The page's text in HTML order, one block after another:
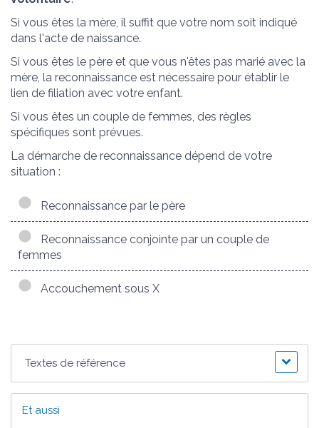
Si vous êtes la mère, il suffit que votre nom soit indiqué
dans l'acte de naissance.
Si vous êtes le père et que vous n'êtes pas marié avec la
mère, la reconnaissance est nécessaire pour établir le
lien de filiation avec votre enfant.
Si vous êtes un couple de femmes, des règles
spécifiques sont prévues.
La démarche de reconnaissance dépend de votre
situation :
Reconnaissance par le père
Reconnaissance conjointe par un couple de
femmes
Accouchement sous X
Textes de référence
Et aussi